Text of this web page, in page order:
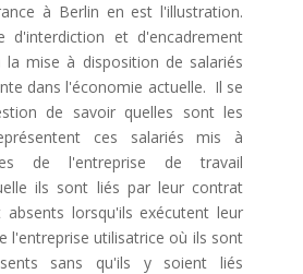
à Berlin en est l'illustration.
d'interdiction et d'encadrement
mise à disposition de salariés
dans l'économie actuelle. Il se
de savoir quelles sont les
ces salariés mis à
de l'entreprise de travail
ils sont liés par leur contrat
lorsqu'ils exécutent leur
l'entreprise utilisatrice où ils sont
sans qu'ils y soient liés